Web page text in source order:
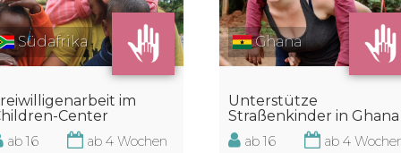
Südafrika
im
Center
ab 16
ab 4 Wochen
Ghana
Unterstütze
Straßenkinder in Ghana
ab 16
ab 4